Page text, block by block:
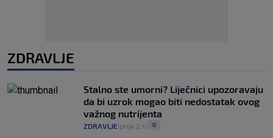
ZDRAVLJE
Stalno ste umorni? Liječnici upozoravaju
da bi uzrok mogao biti nedostatak ovog
važnog nutrijenta
ZDRAVLJE prije 2 h 0